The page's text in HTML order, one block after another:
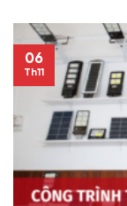
06
Th11